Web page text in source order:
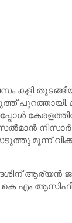
കളി
പുറത്തായി.
നിസാർ
എം